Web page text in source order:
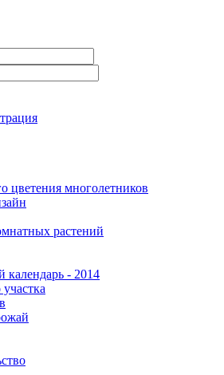
цветения многолетников
растений
- 2014